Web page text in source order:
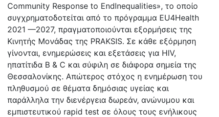
Community Response to Endlnequalities», το οποίο
συγχρηματοδοτείται από το πρόγραμμα EU4Health
2021 —2027, πραγματοποιούνται εξορμήσεις της
Κινητής Μονάδας της PRAKSIS. Σε κάθε εξόρμηση
γίνονται, ενημερώσεις και εξετάσεις για ΗIV,
ηπατίτιδα Β & C και σύφιλη σε διάφορα σημεία της
Θεσσαλονίκης. Απώτερος στόχος η ενημέρωση του
πληθυσμού σε θέματα δημόσιας υγείας και
παράλληλα την διενέργεια δωρεάν, ανώνυμου και
εμπιστευτικού rapid test σε όλους τους ενήλικους